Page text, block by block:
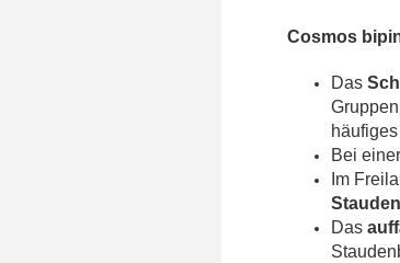
Cosmos
Das
Bei einer
Im
Das